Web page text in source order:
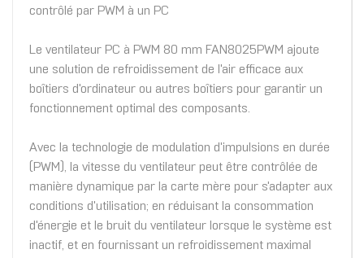
contrôlé par PWM à un PC
Le ventilateur PC à PWM 80 mm FAN8025PWM ajoute
une solution de refroidissement de l'air efficace aux
boîtiers d'ordinateur ou autres boîtiers pour garantir un
fonctionnement optimal des composants.
Avec la technologie de modulation d'impulsions en durée
(PWM), la vitesse du ventilateur peut être contrôlée de
manière dynamique par la carte mère pour s'adapter aux
conditions d'utilisation; en réduisant la consommation
d'énergie et le bruit du ventilateur lorsque le système est
inactif, et en fournissant un refroidissement maximal